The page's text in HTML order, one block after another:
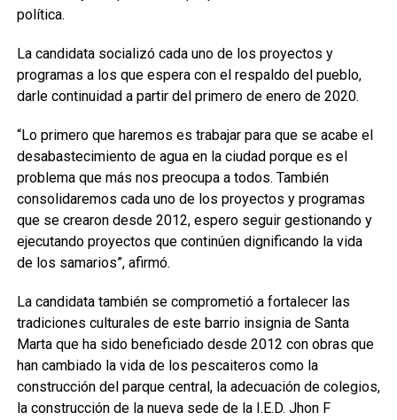
política.
La candidata socializó cada uno de los proyectos y
programas a los que espera con el respaldo del pueblo,
darle continuidad a partir del primero de enero de 2020.
“Lo primero que haremos es trabajar para que se acabe el
desabastecimiento de agua en la ciudad porque es el
problema que más nos preocupa a todos. También
consolidaremos cada uno de los proyectos y programas
que se crearon desde 2012, espero seguir gestionando y
ejecutando proyectos que continúen dignificando la vida
de los samarios”, afirmó.
La candidata también se comprometió a fortalecer las
tradiciones culturales de este barrio insignia de Santa
Marta que ha sido beneficiado desde 2012 con obras que
han cambiado la vida de los pescaiteros como la
construcción del parque central, la adecuación de colegios,
la construcción de la nueva sede de la I.E.D. Jhon F